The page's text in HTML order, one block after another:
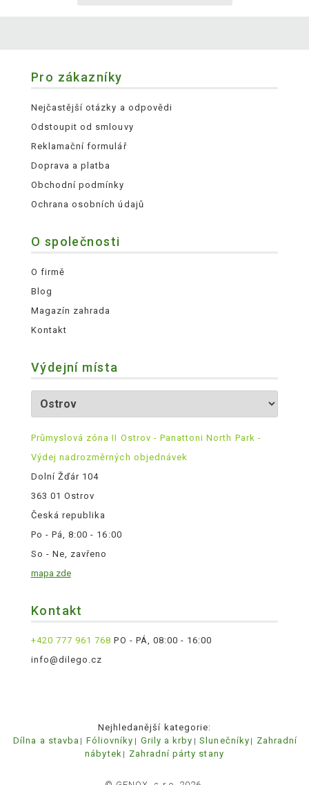
Pro zákazníky
Nejčastější otázky a odpovědi
Odstoupit od smlouvy
Reklamační formulář
Doprava a platba
Obchodní podmínky
Ochrana osobních údajů
O společnosti
O firmě
Blog
Magazín zahrada
Kontakt
Výdejní místa
Průmyslová zóna II Ostrov - Panattoni North Park -
Výdej nadrozměrných objednávek
Dolní Žďár 104
363 01 Ostrov
Česká republika
Po - Pá, 8:00 - 16:00
So - Ne, zavřeno
mapa zde
Kontakt
+420 777 961 768 PO - PÁ, 08:00 - 16:00
info@dilego.cz
Nejhledanější kategorie:
Dílna a stavba
Fóliovníky Grily a krby Slunečníky
Zahradní
nábytek
Zahradní párty stany